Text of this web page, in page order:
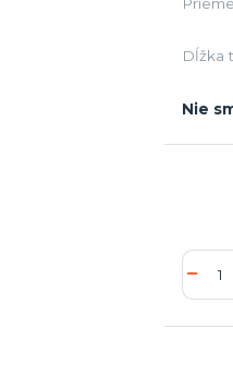
Dĺžka
Nie